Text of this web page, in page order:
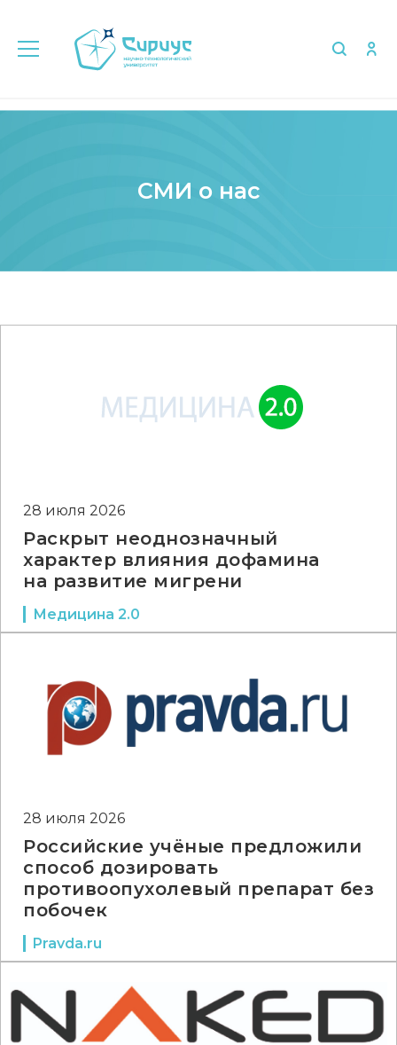
СМИ о нас
28 июля 2026
Раскрыт неоднозначный
характер влияния дофамина
на развитие мигрени
Медицина 2.0
28 июля 2026
Российские учёные предложили
способ дозировать
противоопухолевый препарат без
побочек
Pravda.ru